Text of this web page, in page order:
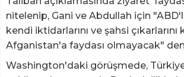
nitelenip, Gani ve Abdullah için
kendi iktidarlarını ve şahsi
Afganistan'a faydası olmayacak"
Washington'daki görüşmede,